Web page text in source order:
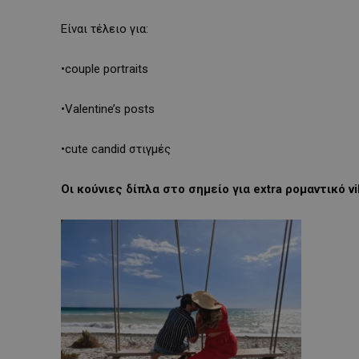
Είναι τέλειο για:
•couple portraits
•Valentine’s posts
•cute candid στιγμές
Οι κούνιες δίπλα στο σημείο για extra ρομαντικό